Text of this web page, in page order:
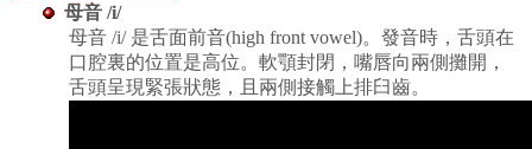
母音 /i/
母音 /i/ 是舌面前音(high front vowel)。 發音時，舌頭在
口腔裏的位置是高位。軟顎封閉，嘴唇向兩側攤開，
舌頭呈現緊張狀態 ，且兩側接觸上排臼齒。